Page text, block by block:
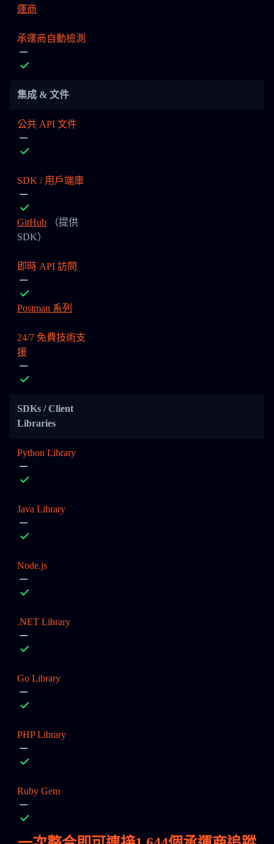
運商
承運商自動檢測
集成 & 文件
公共 API 文件
SDK / 用戶端庫
GitHub （提供
SDK）
即時 API 訪問
Postman 系列
24/7 免費技術支
援
SDKs / Client
Libraries
Python Library
Java Library
Node.js
.NET Library
Go Library
PHP Library
Ruby Gem